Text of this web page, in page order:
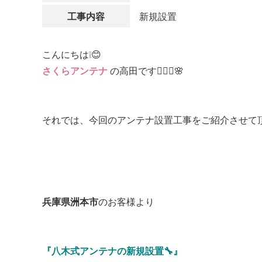
工事内容 新規設置
こんにちは❕😊
さくらアンテナの高田です👷🏻‍♂️🌸
それでは、今回のアンテナ設置工事をご紹介させて
兵庫県洲本市のお客様より
『八木式アンテナの新規設置🔧』